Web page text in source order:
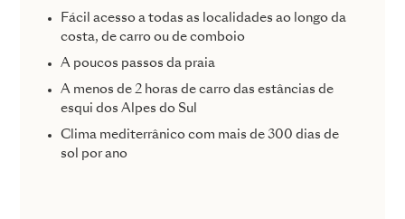
Fácil acesso a todas as localidades ao longo da
costa, de carro ou de comboio
A poucos passos da praia
A menos de 2 horas de carro das estâncias de
esqui dos Alpes do Sul
Clima mediterrânico com mais de 300 dias de
sol por ano